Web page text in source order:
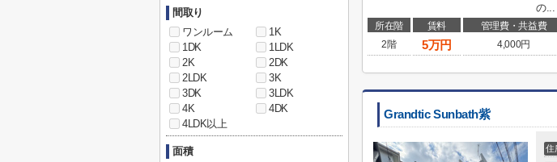
の...
所在階 賃料 管理費・共益費
2階
5万円 4,000円
Grandtic Sunbath紫
住
間取り
ワンルーム
1K
1DK
1LDK
2K
2DK
2LDK
3K
3DK
3LDK
4K
4DK
4LDK以上
面積